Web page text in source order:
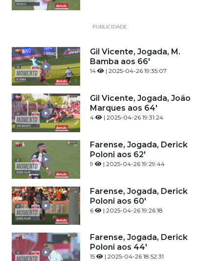
PUBLICIDADE
Gil Vicente, Jogada, M.
Bamba aos 66'
14 | 2025-04-26 19:35:07
Gil Vicente, Jogada, João
Marques aos 64'
4 | 2025-04-26 19:31:24
Farense, Jogada, Derick
Poloni aos 62'
9 | 2025-04-26 19:29:44
Farense, Jogada, Derick
Poloni aos 60'
6 | 2025-04-26 19:26:18
Farense, Jogada, Derick
Poloni aos 44'
15 | 2025-04-26 18:52:31